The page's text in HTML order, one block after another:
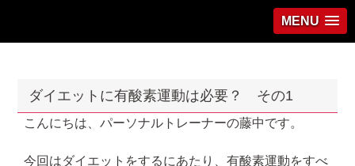
MENU
ダイエットに有酸素運動は必要？ その1
こんにちは、パーソナルトレーナーの藤中です。
今回はダイエットをするにあたり、有酸素運動をすべ